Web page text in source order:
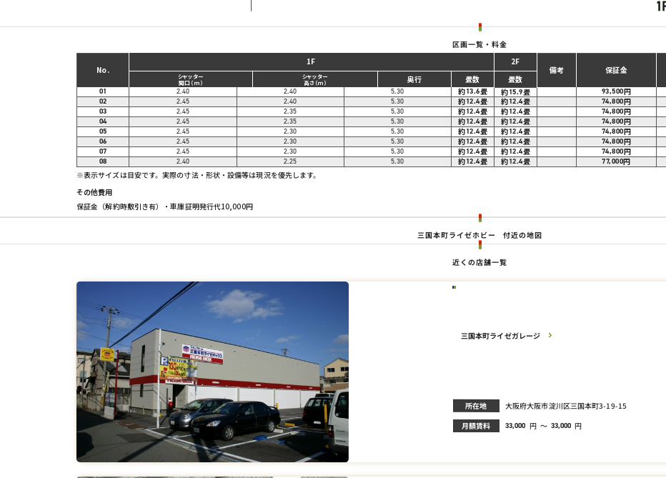
区画一覧・料金
No.
2F
備考 保証金
シャッター
間口（ｍ）
シャッター
高さ（ｍ）
奥行 畳数 畳数
01 2.40 2.40 5.30 約13.6畳 約15.9畳 93,500円
02 2.45 2.40 5.30 約12.4畳 約12.4畳 74,800円
03 2.45 2.35 5.30 約12.4畳 約12.4畳 74,800円
04 2.45 2.35 5.30 約12.4畳 約12.4畳 74,800円
05 2.45 2.30 5.30 約12.4畳 約12.4畳 74,800円
06 2.45 2.30 5.30 約12.4畳 約12.4畳 74,800円
07 2.45 2.30 5.30 約12.4畳 約12.4畳 74,800円
08 2.40 2.25 5.30 約12.4畳 約12.4畳 77,000円
※表示サイズは目安です。実際の寸法・形状・設備等は現況を優先します。
その他費用
保証金（解約時敷引き有）・車庫証明発行代10,000円
三国本町ライゼホビー 付近の地図
近くの店舗一覧
三国本町ライゼガレージ
所在地 大阪府大阪市淀川区三国本町3-19-15
月額賃料 33,000 円 ～ 33,000 円